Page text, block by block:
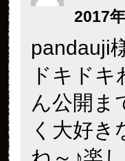
2017
pandauji
ドキド
ん公開ま
く大好